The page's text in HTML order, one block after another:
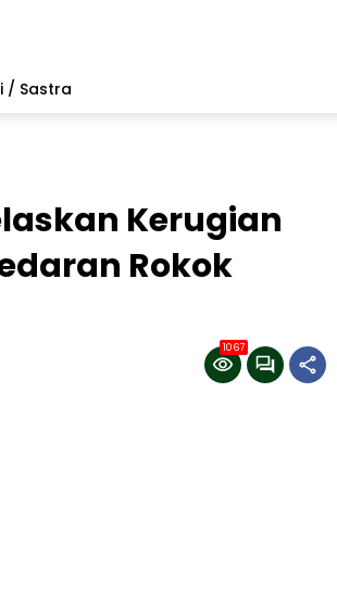
/ Sastra
Kerugian
Rokok
1067